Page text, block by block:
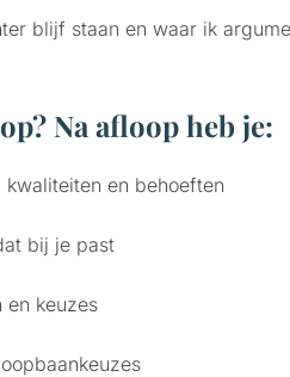
blijf staan en waar ik
Na afloop heb je:
en behoeften
bij je past
keuzes